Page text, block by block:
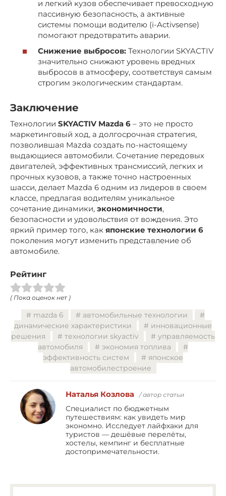
и легкий кузов обеспечивает превосходную
пассивную безопасность, а активные
системы помощи водителю (i-Activsense)
помогают предотвратить аварии.
Снижение выбросов: Технологии SKYACTIV
значительно снижают уровень вредных
выбросов в атмосферу, соответствуя самым
строгим экологическим стандартам.
Заключение
Технологии SKYACTIV Mazda 6 – это не просто
маркетинговый ход, а долгосрочная стратегия,
позволившая Mazda создать по-настоящему
выдающиеся автомобили. Сочетание передовых
двигателей, эффективных трансмиссий, легких и
прочных кузовов, а также точно настроенных
шасси, делает Mazda 6 одним из лидеров в своем
классе, предлагая водителям уникальное
сочетание динамики, экономичности,
безопасности и удовольствия от вождения. Это
яркий пример того, как японские технологии 6
поколения могут изменить представление об
автомобиле.
Рейтинг
( Пока оценок нет )
mazda 6
автомобильные технологии
динамические характеристики
инновационные
решения
технологии skyactiv
управляемость
автомобиля
экономия топлива
эффективность систем
японское
автомобилестроение
Наталья Козлова / автор статьи
Специалист по бюджетным
путешествиям: как увидеть мир
экономно. Исследует лайфхаки для
туристов — дешёвые перелёты,
хостелы, кемпинг и бесплатные
достопримечательности.